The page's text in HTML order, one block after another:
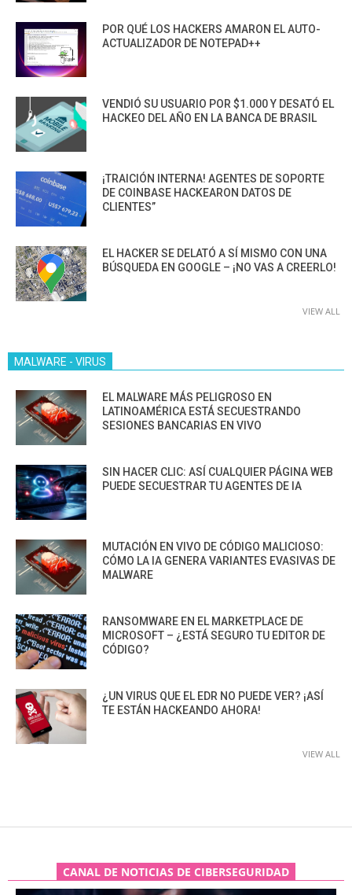
POR QUÉ LOS HACKERS AMARON EL AUTO-
ACTUALIZADOR DE NOTEPAD++
VENDIÓ SU USUARIO POR $1.000 Y DESATÓ EL
HACKEO DEL AÑO EN LA BANCA DE BRASIL
¡TRAICIÓN INTERNA! AGENTES DE SOPORTE
DE COINBASE HACKEARON DATOS DE
CLIENTES”
EL HACKER SE DELATÓ A SÍ MISMO CON UNA
BÚSQUEDA EN GOOGLE – ¡NO VAS A CREERLO!
VIEW ALL
MALWARE - VIRUS
EL MALWARE MÁS PELIGROSO EN
LATINOAMÉRICA ESTÁ SECUESTRANDO
SESIONES BANCARIAS EN VIVO
SIN HACER CLIC: ASÍ CUALQUIER PÁGINA WEB
PUEDE SECUESTRAR TU AGENTES DE IA
MUTACIÓN EN VIVO DE CÓDIGO MALICIOSO:
CÓMO LA IA GENERA VARIANTES EVASIVAS DE
MALWARE
RANSOMWARE EN EL MARKETPLACE DE
MICROSOFT – ¿ESTÁ SEGURO TU EDITOR DE
CÓDIGO?
¿UN VIRUS QUE EL EDR NO PUEDE VER? ¡ASÍ
TE ESTÁN HACKEANDO AHORA!
VIEW ALL
CANAL DE NOTICIAS DE CIBERSEGURIDAD